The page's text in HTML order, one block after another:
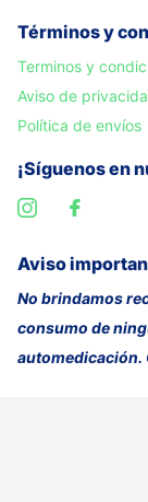
Términos y
Terminos y
Aviso de
Política de envíos
¡Síguenos en
Aviso
No brindamos
consumo de
automedicación.